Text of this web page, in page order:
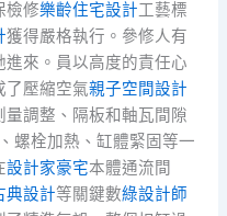
檢修樂齡住宅設計工藝標
獲得嚴格執行。參修人有
來。員以高度的責任心
了壓縮空氣親子空間設計
量調整、隔板和軸瓦間隙
螺栓加熱、缸體緊固等一
設計家豪宅本體通流間
典設計等關鍵數綠設計師